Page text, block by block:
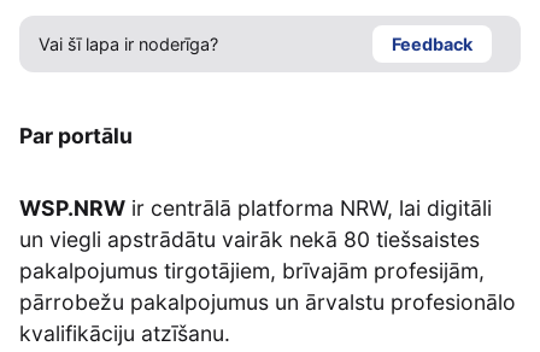
Vai šī lapa ir noderīga? Feedback
Par portālu
WSP.NRW ir centrālā platforma NRW, lai digitāli
un viegli apstrādātu vairāk nekā 80 tiešsaistes
pakalpojumus tirgotājiem, brīvajām profesijām,
pārrobežu pakalpojumus un ārvalstu profesionālo
kvalifikāciju atzīšanu.